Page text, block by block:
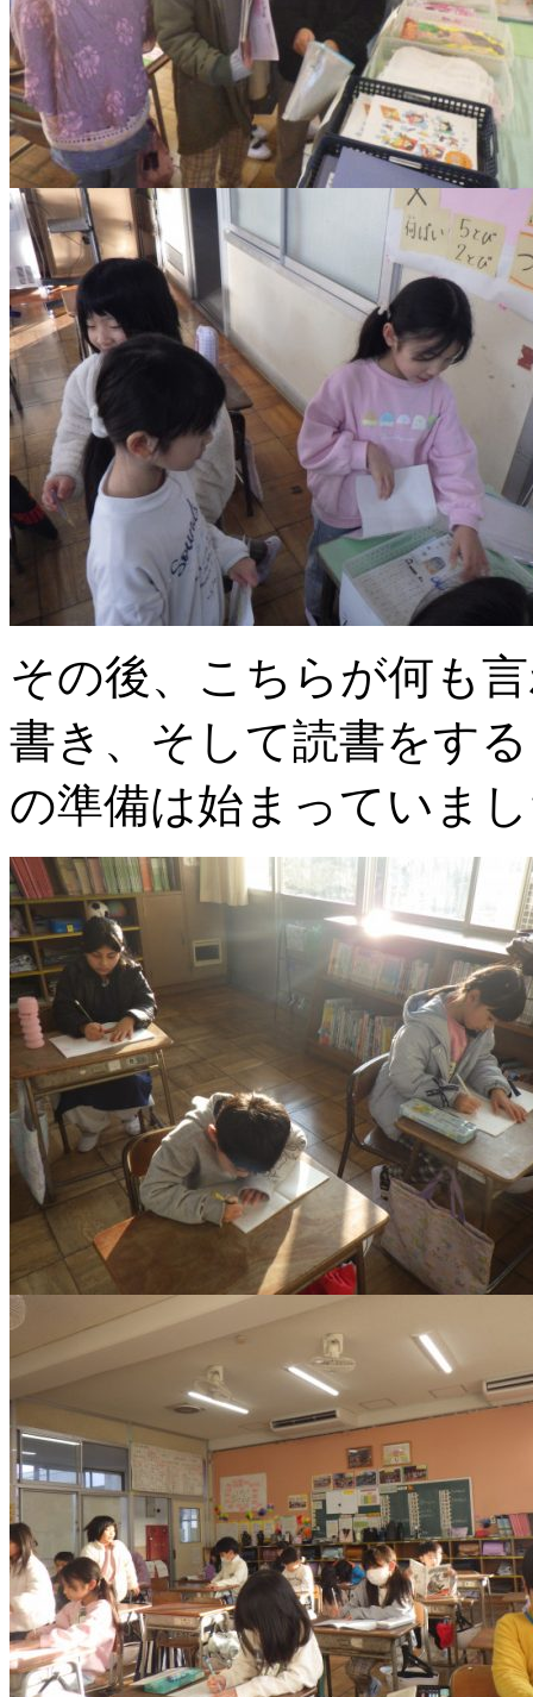
その後、こちらが何も
書き、そして読書をす
の準備は始まっていま